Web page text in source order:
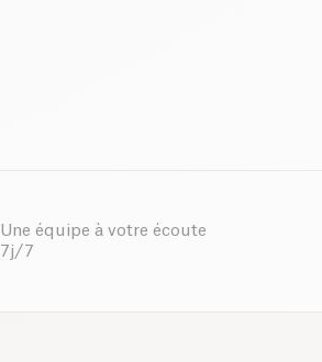
Une équipe à votre écoute
7j/7